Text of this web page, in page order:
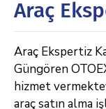
Araç
Araç Ekspertiz
Güngören
hizmet
araç satın alma